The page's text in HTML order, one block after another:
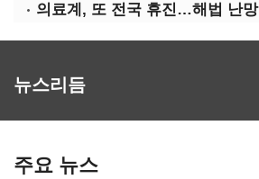
의료계, 또 전국 휴진…해법 난망
뉴스리듬
주요 뉴스